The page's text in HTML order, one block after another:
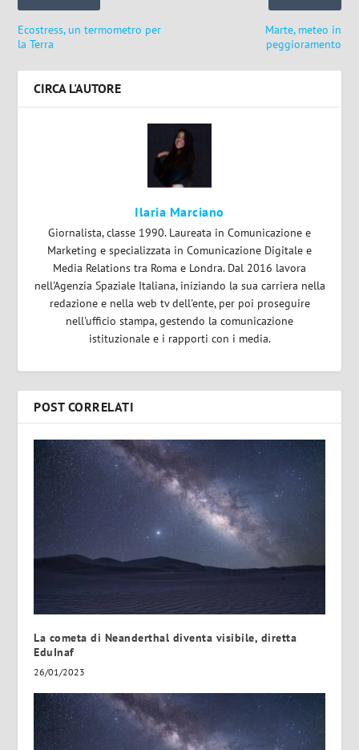
Ecostress, un termometro per
la Terra
Marte, meteo in
peggioramento
CIRCA L'AUTORE
Ilaria Marciano
Giornalista, classe 1990. Laureata in Comunicazione e
Marketing e specializzata in Comunicazione Digitale e
Media Relations tra Roma e Londra. Dal 2016 lavora
nell'Agenzia Spaziale Italiana, iniziando la sua carriera nella
redazione e nella web tv dell'ente, per poi proseguire
nell'ufficio stampa, gestendo la comunicazione
istituzionale e i rapporti con i media.
POST CORRELATI
La cometa di Neanderthal diventa visibile, diretta
EduInaf
26/01/2023